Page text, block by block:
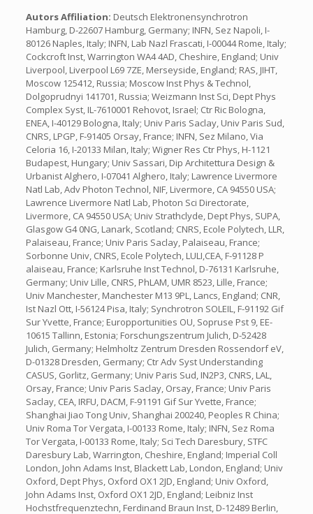
Autors Affiliation: Deutsch Elektronensynchrotron
Hamburg, D-22607 Hamburg, Germany; INFN, Sez Napoli, I-
80126 Naples, Italy; INFN, Lab Nazl Frascati, I-00044 Rome, Italy;
Cockcroft Inst, Warrington WA4 4AD, Cheshire, England; Univ
Liverpool, Liverpool L69 7ZE, Merseyside, England; RAS, JIHT,
Moscow 125412, Russia; Moscow Inst Phys & Technol,
Dolgoprudnyi 141701, Russia; Weizmann Inst Sci, Dept Phys
Complex Syst, IL-7610001 Rehovot, Israel; Ctr Ric Bologna,
ENEA, I-40129 Bologna, Italy; Univ Paris Saclay, Univ Paris Sud,
CNRS, LPGP, F-91405 Orsay, France; INFN, Sez Milano, Via
Celoria 16, I-20133 Milan, Italy; Wigner Res Ctr Phys, H-1121
Budapest, Hungary; Univ Sassari, Dip Architettura Design &
Urbanist Alghero, I-07041 Alghero, Italy; Lawrence Livermore
Natl Lab, Adv Photon Technol, NIF, Livermore, CA 94550 USA;
Lawrence Livermore Natl Lab, Photon Sci Directorate,
Livermore, CA 94550 USA; Univ Strathclyde, Dept Phys, SUPA,
Glasgow G4 0NG, Lanark, Scotland; CNRS, Ecole Polytech, LLR,
Palaiseau, France; Univ Paris Saclay, Palaiseau, France;
Sorbonne Univ, CNRS, Ecole Polytech, LULI,CEA, F-91128 P
alaiseau, France; Karlsruhe Inst Technol, D-76131 Karlsruhe,
Germany; Univ Lille, CNRS, PhLAM, UMR 8523, Lille, France;
Univ Manchester, Manchester M13 9PL, Lancs, England; CNR,
Ist Nazl Ott, I-56124 Pisa, Italy; Synchrotron SOLEIL, F-91192 Gif
Sur Yvette, France; Europportunities OU, Sopruse Pst 9, EE-
10615 Tallinn, Estonia; Forschungszentrum Julich, D-52428
Julich, Germany; Helmholtz Zentrum Dresden Rossendorf eV,
D-01328 Dresden, Germany; Ctr Adv Syst Understanding
CASUS, Gorlitz, Germany; Univ Paris Sud, IN2P3, CNRS, LAL,
Orsay, France; Univ Paris Saclay, Orsay, France; Univ Paris
Saclay, CEA, IRFU, DACM, F-91191 Gif Sur Yvette, France;
Shanghai Jiao Tong Univ, Shanghai 200240, Peoples R China;
Univ Roma Tor Vergata, I-00133 Rome, Italy; INFN, Sez Roma
Tor Vergata, I-00133 Rome, Italy; Sci Tech Daresbury, STFC
Daresbury Lab, Warrington, Cheshire, England; Imperial Coll
London, John Adams Inst, Blackett Lab, London, England; Univ
Oxford, Dept Phys, Oxford OX1 2JD, England; Univ Oxford,
John Adams Inst, Oxford OX1 2JD, England; Leibniz Inst
Hochstfrequenztechn, Ferdinand Braun Inst, D-12489 Berlin,